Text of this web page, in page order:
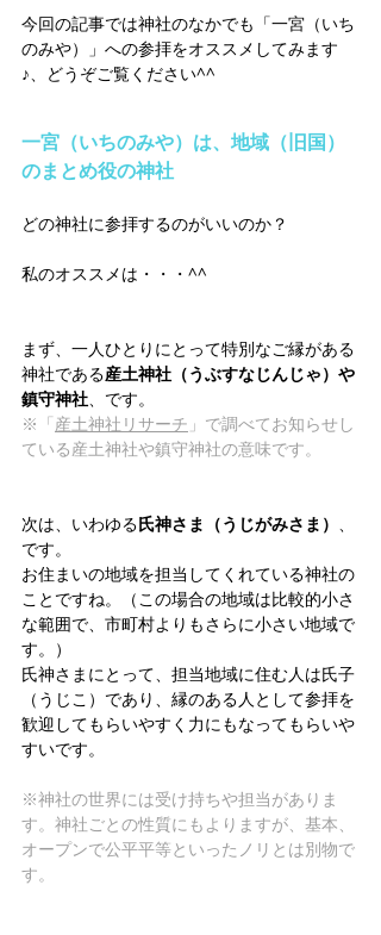
今回の記事では神社のなかでも「一宮（いち
のみや）」への参拝をオススメしてみます
♪、どうぞご覧ください^^
一宮（いちのみや）は、地域（旧国）
のまとめ役の神社
どの神社に参拝するのがいいのか？
私のオススメは・・・^^
まず、一人ひとりにとって特別なご縁がある
神社である産土神社（うぶすなじんじゃ）や
鎮守神社 、です。
※「産土神社リサーチ 」で調べてお知らせし
ている産土神社や鎮守神社の意味です。
次は、いわゆる氏神さま（うじがみさま）
です。
お住まいの地域を担当してくれている神社の
ことですね。（この場合の地域は比較的小さ
な範囲で、市町村よりもさらに小さい地域で
す。）
氏神さまにとって、担当地域に住む人は氏子
（うじこ）であり、縁のある人として参拝を
歓迎してもらいやすく力にもなってもらいや
すいです。
※神社の世界には受け持ちや担当がありま
す。神社ごとの性質にもよりますが、基本、
オープンで公平平等といったノリとは別物で
す。